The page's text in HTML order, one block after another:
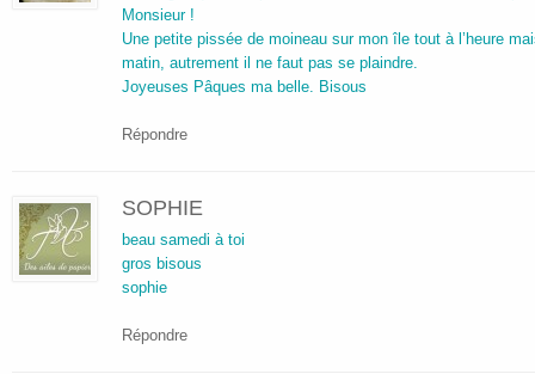
Monsieur !
Une petite pissée de moineau sur mon île tout à l’heure
matin, autrement il ne faut pas se plaindre.
Joyeuses Pâques ma belle. Bisous
Répondre
SOPHIE
beau samedi à toi
gros bisous
sophie
Répondre